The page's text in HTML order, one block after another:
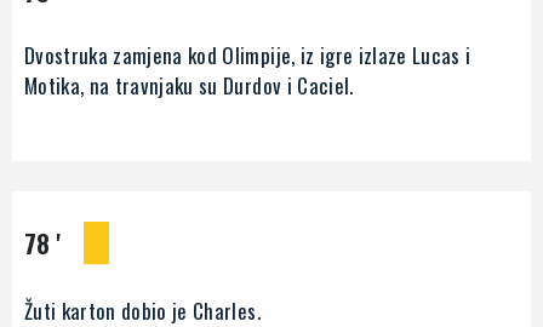
Dvostruka zamjena kod Olimpije, iz igre izlaze Lucas i
Motika, na travnjaku su Durdov i Caciel.
78 '
Žuti karton dobio je Charles.